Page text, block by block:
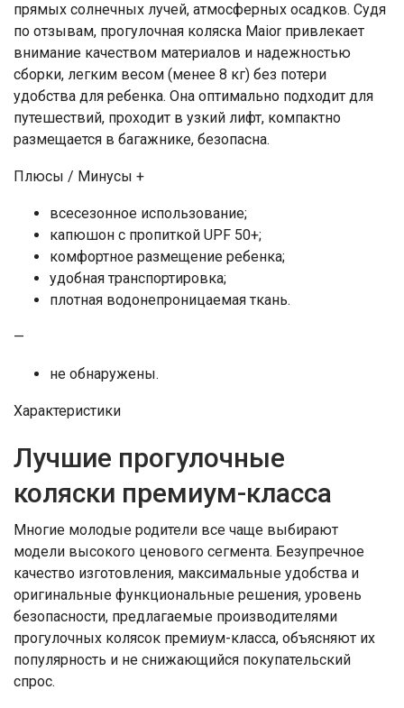
прямых солнечных лучей, атмосферных осадков. Судя
по отзывам, прогулочная коляска Maior привлекает
внимание качеством материалов и надежностью
сборки, легким весом (менее 8 кг) без потери
удобства для ребенка. Она оптимально подходит для
путешествий, проходит в узкий лифт, компактно
размещается в багажнике, безопасна.
Плюсы / Минусы +
всесезонное использование;
капюшон с пропиткой UPF 50+;
комфортное размещение ребенка;
удобная транспортировка;
плотная водонепроницаемая ткань.
—
не обнаружены.
Характеристики
Лучшие прогулочные
коляски премиум-класса
Многие молодые родители все чаще выбирают
модели высокого ценового сегмента. Безупречное
качество изготовления, максимальные удобства и
оригинальные функциональные решения, уровень
безопасности, предлагаемые производителями
прогулочных колясок премиум-класса, объясняют их
популярность и не снижающийся покупательский
спрос.